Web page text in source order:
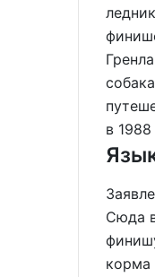
в
Сюда
корма